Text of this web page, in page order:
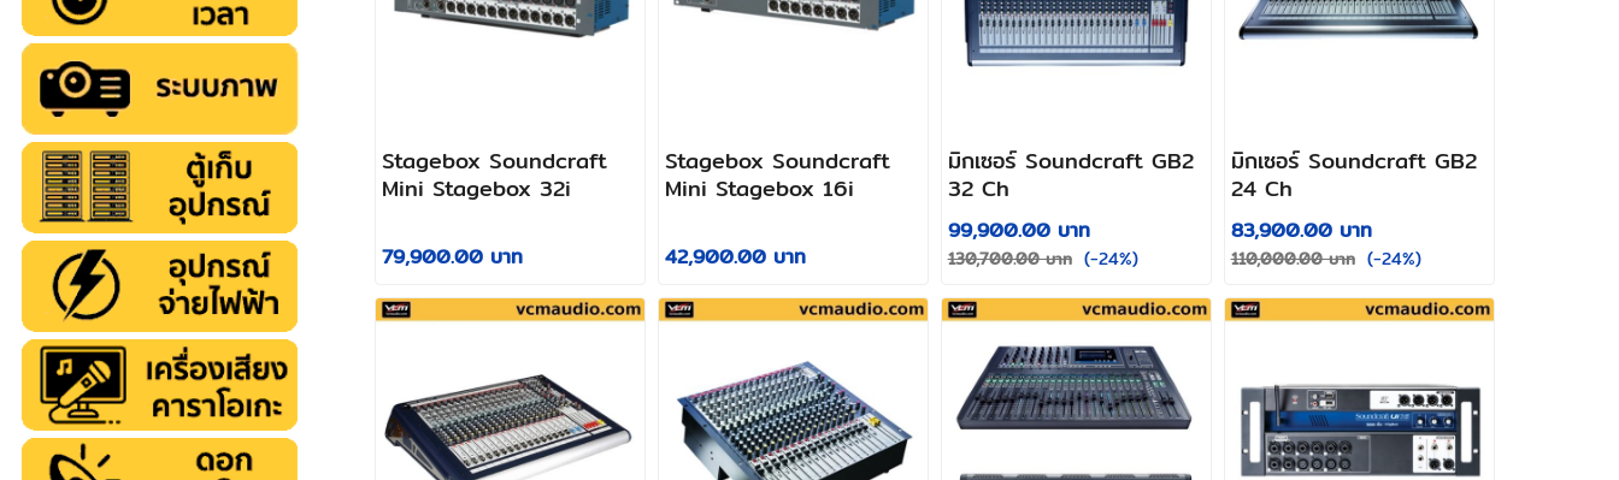
Stagebox Soundcraft
Mini Stagebox 32i
79,900.00 บาท
Stagebox Soundcraft
Mini Stagebox 16i
42,900.00 บาท
มิกเซอร์ Soundcraft GB2
32 Ch
99,900.00 บาท
130,700.00 บาท (-24%)
มิกเซอร์ Soundcraft GB2
24 Ch
83,900.00 บาท
110,000.00 บาท (-24%)